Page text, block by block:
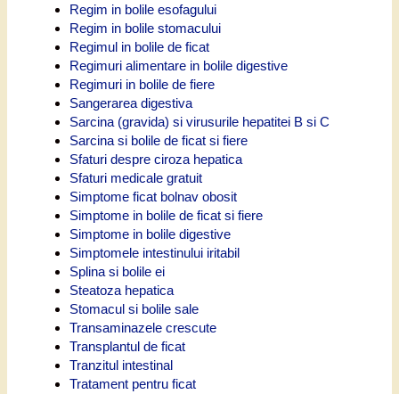
Regim in bolile esofagului
Regim in bolile stomacului
Regimul in bolile de ficat
Regimuri alimentare in bolile digestive
Regimuri in bolile de fiere
Sangerarea digestiva
Sarcina (gravida) si virusurile hepatitei B si C
Sarcina si bolile de ficat si fiere
Sfaturi despre ciroza hepatica
Sfaturi medicale gratuit
Simptome ficat bolnav obosit
Simptome in bolile de ficat si fiere
Simptome in bolile digestive
Simptomele intestinului iritabil
Splina si bolile ei
Steatoza hepatica
Stomacul si bolile sale
Transaminazele crescute
Transplantul de ficat
Tranzitul intestinal
Tratament pentru ficat